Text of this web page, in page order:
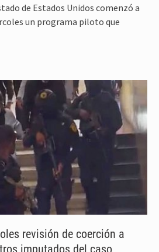
de Estados Unidos comenzó a
un programa piloto que
revisión de coerción a